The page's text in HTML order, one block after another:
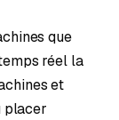
que
réel la
et
placer